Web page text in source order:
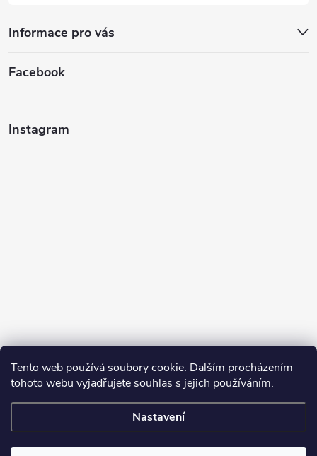
Tento web používá soubory cookie. Dalším procházením
tohoto webu vyjadřujete souhlas s jejich používáním.
Nastavení
Informace pro vás
Facebook
Instagram
Sledovat na Instagramu
práva vyhrazena.Upravit nastavení cookies